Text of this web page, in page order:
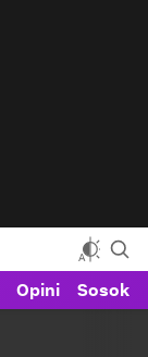
Opini Sosok